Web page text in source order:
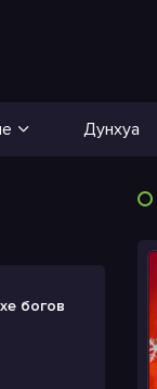
Дунхуа
богов